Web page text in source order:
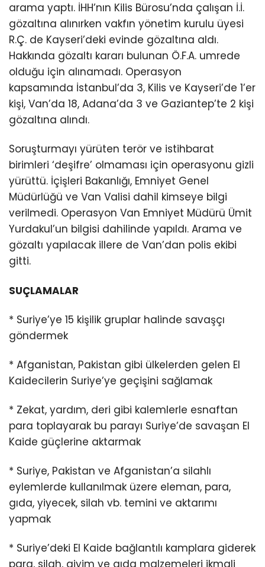
arama yaptı. İHH’nın Kilis Bürosu’nda çalışan İ.İ.
gözaltına alınırken vakfın yönetim kurulu üyesi
R.Ç. de Kayseri’deki evinde gözaltına aldı.
Hakkında gözaltı kararı bulunan Ö.F.A. umrede
olduğu için alınamadı. Operasyon
kapsamında İstanbul’da 3, Kilis ve Kayseri’de 1’er
kişi, Van’da 18, Adana’da 3 ve Gaziantep’te 2 kişi
gözaltına alındı.
Soruşturmayı yürüten terör ve istihbarat
birimleri ‘deşifre’ olmaması için operasyonu gizli
yürüttü. İçişleri Bakanlığı, Emniyet Genel
Müdürlüğü ve Van Valisi dahil kimseye bilgi
verilmedi. Operasyon Van Emniyet Müdürü Ümit
Yurdakul’un bilgisi dahilinde yapıldı. Arama ve
gözaltı yapılacak illere de Van’dan polis ekibi
gitti.
SUÇLAMALAR
* Suriye’ye 15 kişilik gruplar halinde savaşçı
göndermek
* Afganistan, Pakistan gibi ülkelerden gelen El
Kaidecilerin Suriye’ye geçişini sağlamak
* Zekat, yardım, deri gibi kalemlerle esnaftan
para toplayarak bu parayı Suriye’de savaşan El
Kaide güçlerine aktarmak
* Suriye, Pakistan ve Afganistan’a silahlı
eylemlerde kullanılmak üzere eleman, para,
gıda, yiyecek, silah vb. temini ve aktarımı
yapmak
* Suriye’deki El Kaide bağlantılı kamplara giderek
para, silah, giyim ve gıda malzemeleri ikmali